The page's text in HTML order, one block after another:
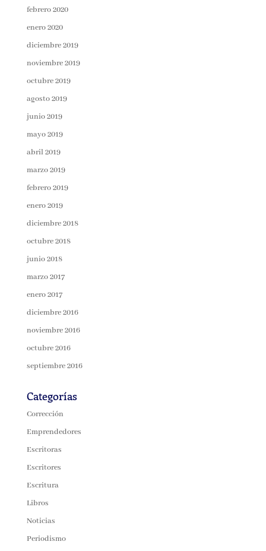
febrero 2020
enero 2020
diciembre 2019
noviembre 2019
octubre 2019
agosto 2019
junio 2019
mayo 2019
abril 2019
marzo 2019
febrero 2019
enero 2019
diciembre 2018
octubre 2018
junio 2018
marzo 2017
enero 2017
diciembre 2016
noviembre 2016
octubre 2016
septiembre 2016
Categorías
Corrección
Emprendedores
Escritoras
Escritores
Escritura
Libros
Noticias
Periodismo